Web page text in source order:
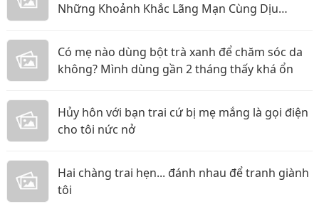
Những Khoảnh Khắc Lãng Mạn Cùng Dịu
Có mẹ nào dùng bột trà xanh để chăm sóc da
không? Mình dùng gần 2 tháng thấy khá ổn
Hủy hôn với bạn trai cứ bị mẹ mắng là gọi điện
cho tôi nức nở
Hai chàng trai hẹn... đánh nhau để tranh giành
tôi